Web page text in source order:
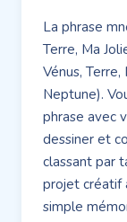
La phrase
Terre, Ma
Vénus, Terre,
Neptune).
phrase avec
dessiner et
classant par
projet créatif
simple